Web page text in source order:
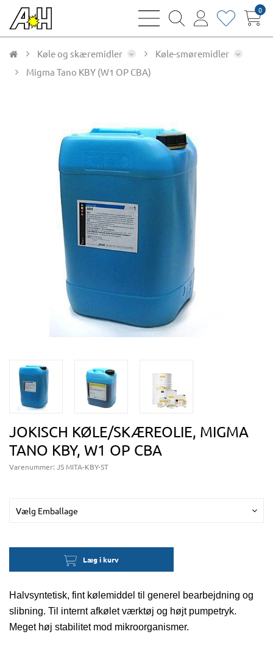
bars
magnifying
user
heart0
Køle og skæremidler
Køle-smøremidler
Migma Tano KBY (W1 OP CBA)
JOKISCH KØLE/SKÆREOLIE, MIGMA
TANO KBY, W1 OP CBA
Varenummer: JS MITA-KBY-ST
Vælg Emballage
Læg i kurv
Halvsyntetisk, fint kølemiddel til generel bearbejdning og
slibning. Til internt afkølet værktøj og højt pumpetryk.
Meget høj stabilitet mod mikroorganismer.